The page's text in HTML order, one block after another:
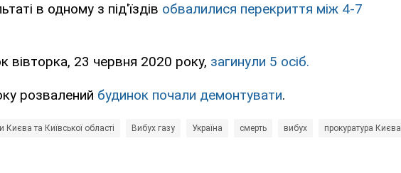
в одному з під'їздів обвалилися перекриття між 4-7
вівторка, 23 червня 2020 року, загинули 5 осіб.
розвалений будинок почали демонтувати.
Києва та Київської області Вибух газу Україна смерть вибух прокуратура Києва